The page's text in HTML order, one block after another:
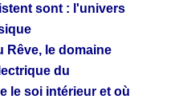
sont : l'univers
Rêve, le domaine
du
le soi intérieur et où